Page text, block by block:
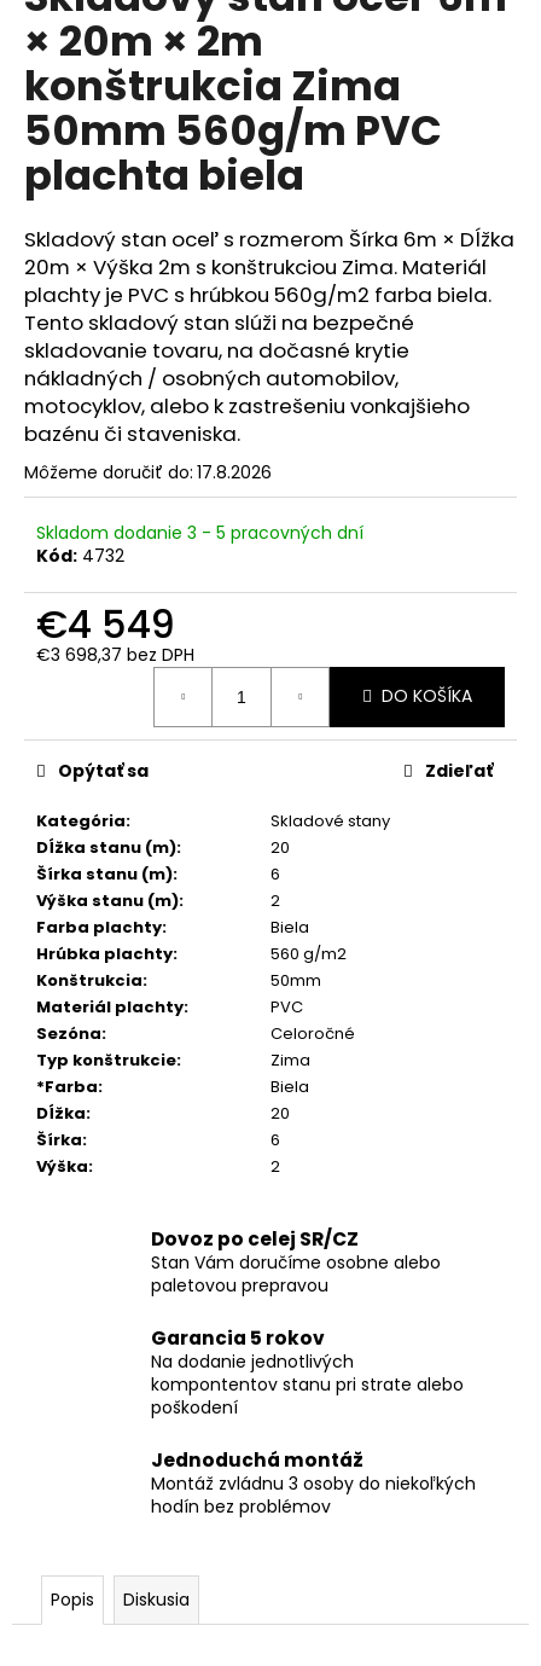
0,0
z
5
hviezdičiek.
× 20m × 2m
konštrukcia Zima
50mm 560g/m PVC
plachta biela
Skladový stan oceľ s rozmerom Šírka 6m × Dĺžka
20m × Výška 2m s konštrukciou Zima. Materiál
plachty je PVC s hrúbkou 560g/m2 farba biela.
Tento skladový stan slúži na bezpečné
skladovanie tovaru, na dočasné krytie
nákladných / osobných automobilov,
motocyklov, alebo k zastrešeniu vonkajšieho
bazénu či staveniska.
Môžeme doručiť do: 17.8.2026
Skladom dodanie 3 - 5 pracovných dní
Kód: 4732
€4 549
€3 698,37 bez DPH
DO KOŠÍKA
Kategória:
Skladové stany
Dĺžka stanu (m):
20
Šírka stanu (m):
6
Výška stanu (m):
2
Farba plachty:
Biela
Hrúbka plachty:
560 g/m2
Konštrukcia:
50mm
Materiál plachty:
PVC
Sezóna:
Celoročné
Typ konštrukcie:
Zima
*Farba:
Biela
Dĺžka:
20
Šírka:
6
Výška: 2
Opýtať sa Zdieľať
Dovoz po celej SR/CZ
Stan Vám doručíme osobne alebo
paletovou prepravou
Garancia 5 rokov
Na dodanie jednotlivých
kompontentov stanu pri strate alebo
poškodení
Jednoduchá montáž
Montáž zvládnu 3 osoby do niekoľkých
hodín bez problémov
Popis Diskusia
á
j
s
ť
?
HĽADAŤ
O
d
p
o
r
ú
č
a
m
e